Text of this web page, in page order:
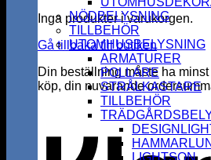
Inga produkter i varukorgen.
Gå tillbaka till butiken
Din beställning måste ha minst
köp, din nuvarande
NÖDBELYSNING
TILLBEHÖR
UTOMHUSBELYSNING
ARMATURER
POLLARE
STRÅLKASTARE
TILLBEHÖR
LIGHTSON